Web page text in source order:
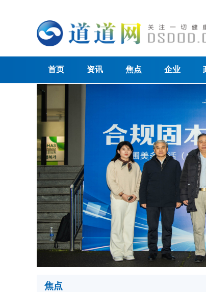
首页 资讯 焦点 企业
焦点